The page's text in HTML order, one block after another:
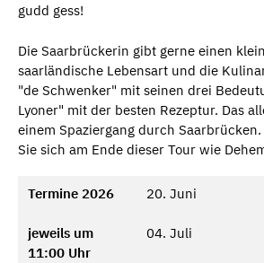
gudd gess!
Die Saarbrückerin gibt gerne einen
saarländische Lebensart und die
"de Schwenker" mit seinen drei
Lyoner" mit der besten Rezeptur. Das
einem Spaziergang durch
Sie sich am Ende dieser Tour wie
Termine 2026
jeweils um
11:00 Uhr
20. Juni
04. Juli